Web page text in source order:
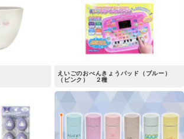
えいごのおべんきょうパッド（ブルー）
（ピンク） ２種